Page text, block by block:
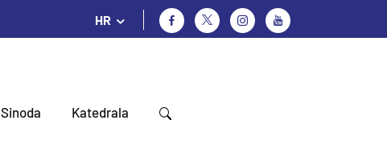
HR
Sinoda Katedrala